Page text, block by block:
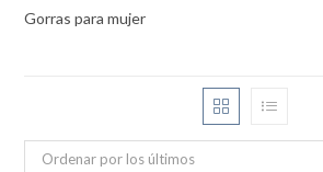
Gorras para mujer
Ordenar por los últimos